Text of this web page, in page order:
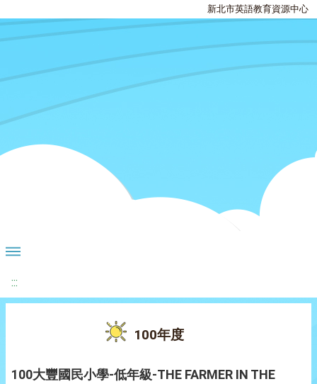
新北市英語教育資源中心
:::
100年度
100大豐國民小學-低年級-THE FARMER IN THE